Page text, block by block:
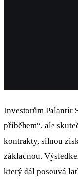
Investorům Palantir
příběhem“, ale
kontrakty, silnou
základnou.
který dál posouvá